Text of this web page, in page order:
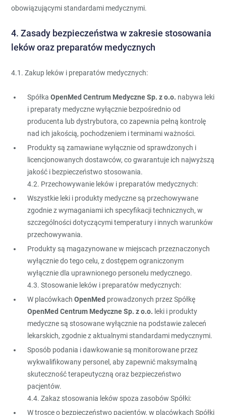
obowiązującymi standardami medycznymi.
4. Zasady bezpieczeństwa w zakresie stosowania
leków oraz preparatów medycznych
4.1. Zakup leków i preparatów medycznych:
SpółkaOpenMed Centrum Medyczne Sp. z o.o. nabywa leki
i preparaty medyczne wyłącznie bezpośrednio od
producenta lub dystrybutora, co zapewnia pełną kontrolę
nad ich jakością, pochodzeniem i terminami ważności.
Produkty są zamawiane wyłącznie od sprawdzonych i
licencjonowanych dostawców, co gwarantuje ich najwyższą
jakość i bezpieczeństwo stosowania.
4.2. Przechowywanie leków i preparatów medycznych:
Wszystkie leki i produkty medyczne są przechowywane
zgodnie z wymaganiami ich specyfikacji technicznych, w
szczególności dotyczącymi temperatury i innych warunków
przechowywania.
Produkty są magazynowane w miejscach przeznaczonych
wyłącznie do tego celu, z dostępem ograniczonym
wyłącznie dla uprawnionego personelu medycznego.
4.3. Stosowanie leków i preparatów medycznych:
W placówkachOpenMed prowadzonych przez Spółkę
OpenMed Centrum Medyczne Sp. z o.o. leki i produkty
medyczne są stosowane wyłącznie na podstawie zaleceń
lekarskich, zgodnie z aktualnymi standardami medycznymi.
Sposób podania i dawkowanie są monitorowane przez
wykwalifikowany personel, aby zapewnić maksymalną
skuteczność terapeutyczną oraz bezpieczeństwo
pacjentów.
4.4. Zakaz stosowania leków spoza zasobów Spółki:
W trosce o bezpieczeństwo pacjentów, w placówkach Spółki